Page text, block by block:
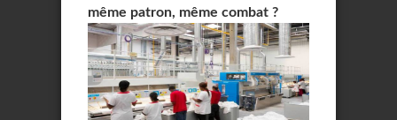
même patron, même combat ?